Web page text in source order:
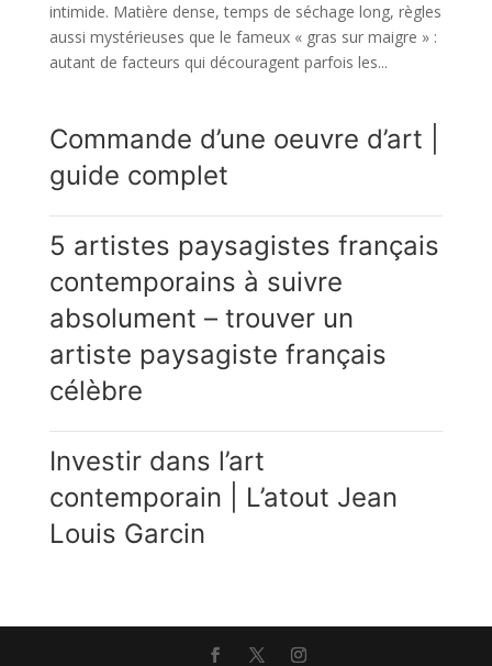
intimide. Matière dense, temps de séchage long, règles
aussi mystérieuses que le fameux « gras sur maigre » :
autant de facteurs qui découragent parfois les...
Commande d’une oeuvre d’art |
guide complet
5 artistes paysagistes français
contemporains à suivre
absolument – trouver un
artiste paysagiste français
célèbre
Investir dans l’art
contemporain | L’atout Jean
Louis Garcin